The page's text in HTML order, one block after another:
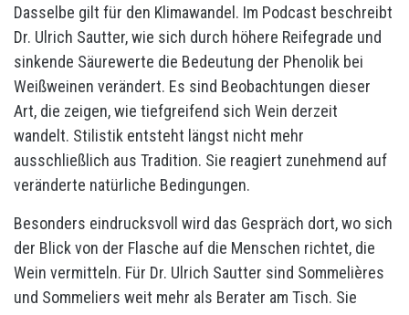
Dasselbe gilt für den Klimawandel. Im Podcast beschreibt
Dr. Ulrich Sautter, wie sich durch höhere Reifegrade und
sinkende Säurewerte die Bedeutung der Phenolik bei
Weißweinen verändert. Es sind Beobachtungen dieser
Art, die zeigen, wie tiefgreifend sich Wein derzeit
wandelt. Stilistik entsteht längst nicht mehr
ausschließlich aus Tradition. Sie reagiert zunehmend auf
veränderte natürliche Bedingungen.
Besonders eindrucksvoll wird das Gespräch dort, wo sich
der Blick von der Flasche auf die Menschen richtet, die
Wein vermitteln. Für Dr. Ulrich Sautter sind Sommelières
und Sommeliers weit mehr als Berater am Tisch. Sie